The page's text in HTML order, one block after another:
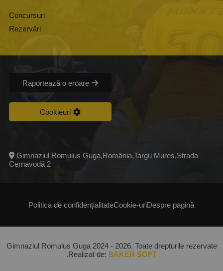
Concursuri
Rezervări
Raportează o eroare
Cookieuri
Gimnaziul Romulus Guga,România,Targu Mures,Strada
Cernavodă 2
Politica de confidențialitateCookie-uriDespre pagină
Gimnaziul Romulus Guga 2024 - 2026. Toate drepturile rezervate
.Realizat de: SAKER SOFT